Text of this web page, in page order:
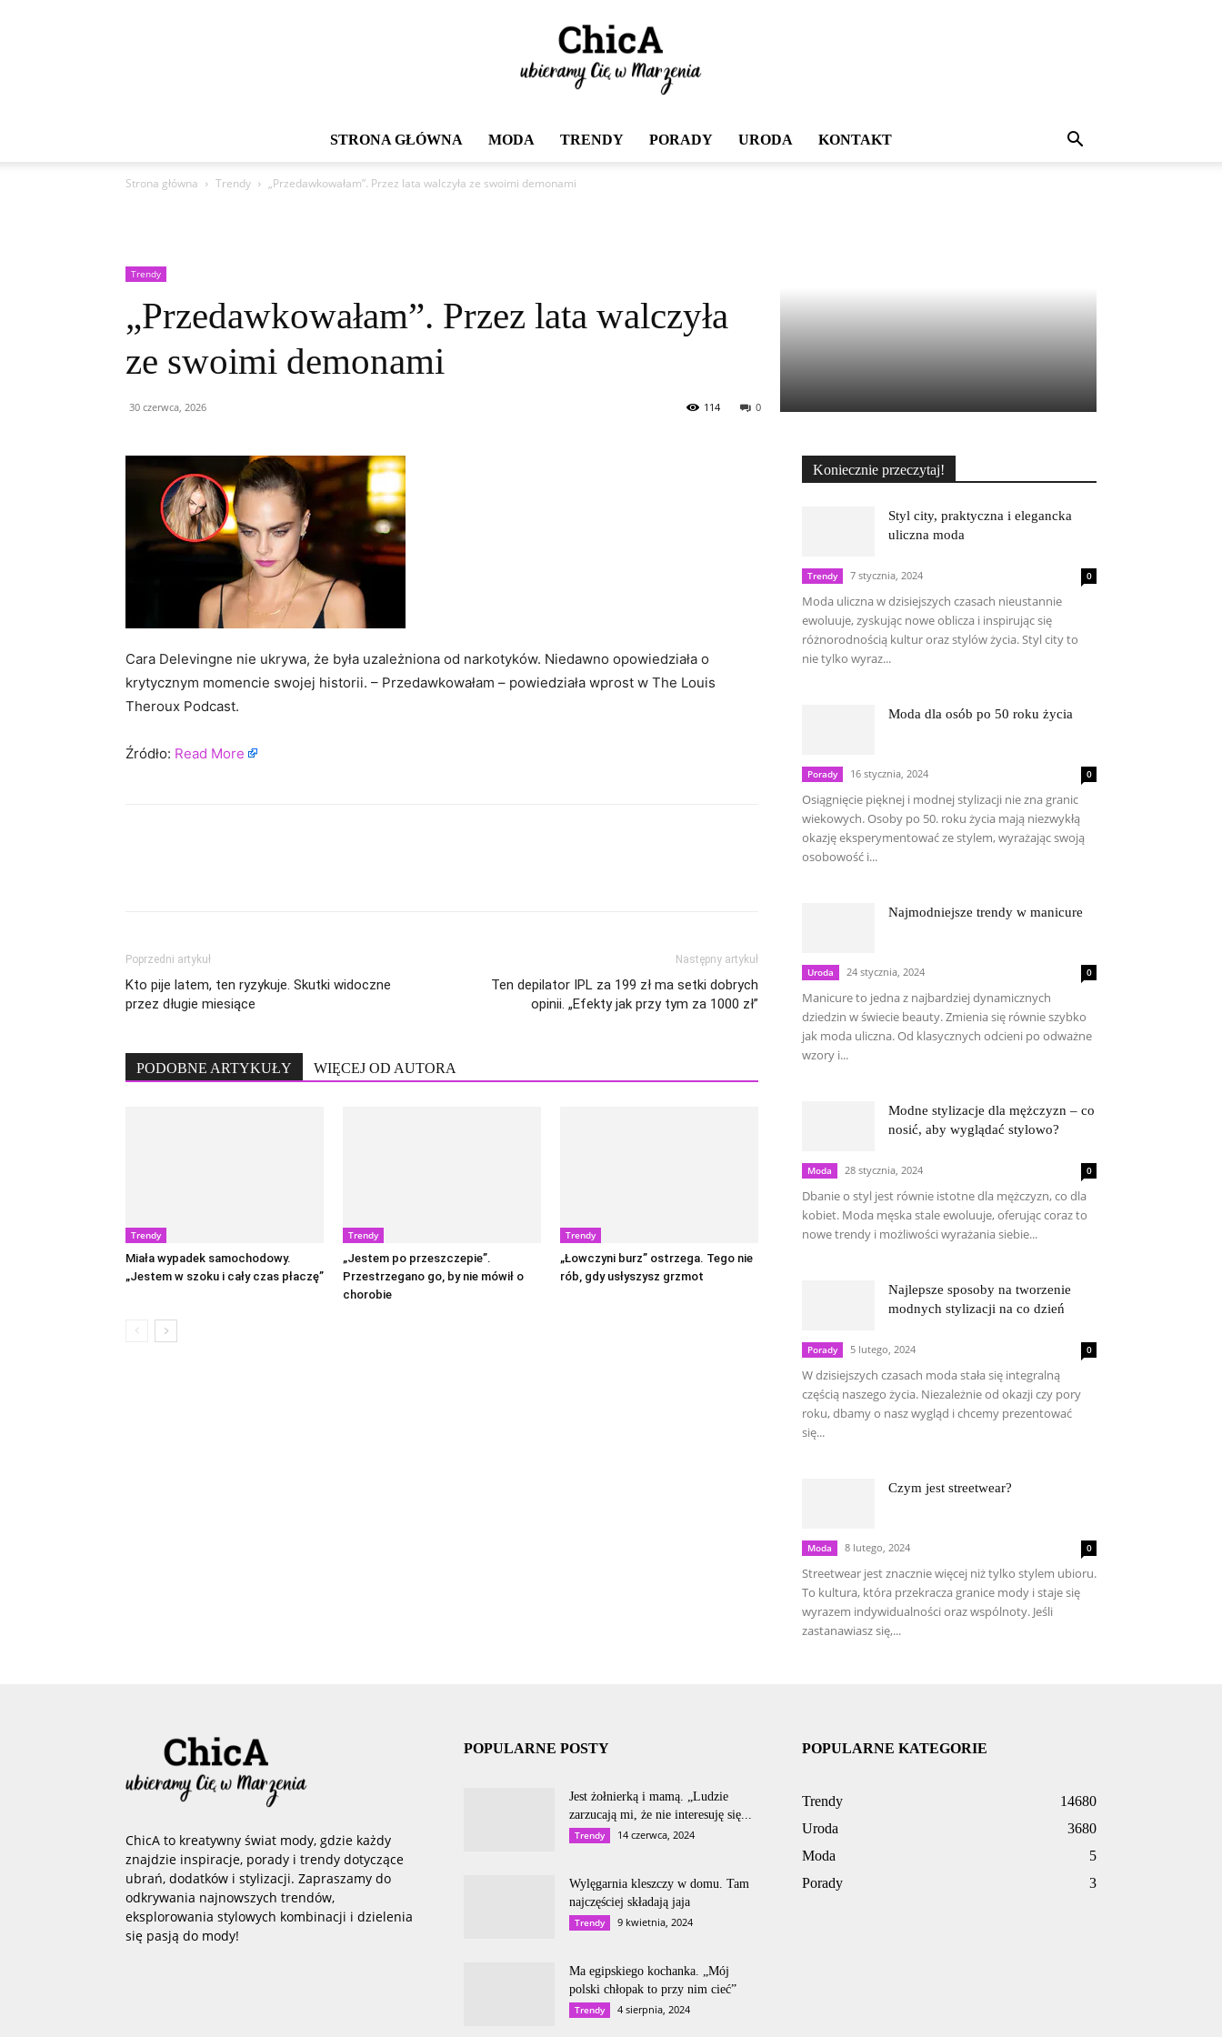
STRONA GŁÓWNA MODA TRENDY PORADY URODA KONTAKT
Strona główna Trendy „Przedawkowałam”. Przez lata walczyła ze swoimi demonami
Trendy
„Przedawkowałam”. Przez lata walczyła
ze swoimi demonami
30 czerwca, 2026 0
114
Cara Delevingne nie ukrywa, że była uzależniona od narkotyków. Niedawno opowiedziała o
krytycznym momencie swojej historii. – Przedawkowałam – powiedziała wprost w The Louis
Theroux Podcast.
Źródło: Read More
Poprzedni artykuł
Kto pije latem, ten ryzykuje. Skutki widoczne
przez długie miesiące
Następny artykuł
Ten depilator IPL za 199 zł ma setki dobrych
opinii. „Efekty jak przy tym za 1000 zł”
PODOBNE ARTYKUŁY WIĘCEJ OD AUTORA
Trendy
Miała wypadek samochodowy.
„Jestem w szoku i cały czas płaczę”
Trendy
„Jestem po przeszczepie”.
Przestrzegano go, by nie mówił o
chorobie
Trendy
„Łowczyni burz” ostrzega. Tego nie
rób, gdy usłyszysz grzmot
Koniecznie przeczytaj!
Styl city, praktyczna i elegancka
uliczna moda
Trendy 7 stycznia, 2024 0
Moda uliczna w dzisiejszych czasach nieustannie
ewoluuje, zyskując nowe oblicza i inspirując się
różnorodnością kultur oraz stylów życia. Styl city to
nie tylko wyraz...
Moda dla osób po 50 roku życia
Porady 16 stycznia, 2024 0
Osiągnięcie pięknej i modnej stylizacji nie zna granic
wiekowych. Osoby po 50. roku życia mają niezwykłą
okazję eksperymentować ze stylem, wyrażając swoją
osobowość i...
Najmodniejsze trendy w manicure
Uroda 24 stycznia, 2024 0
Manicure to jedna z najbardziej dynamicznych
dziedzin w świecie beauty. Zmienia się równie szybko
jak moda uliczna. Od klasycznych odcieni po odważne
wzory i...
Modne stylizacje dla mężczyzn – co
nosić, aby wyglądać stylowo?
Moda 28 stycznia, 2024 0
Dbanie o styl jest równie istotne dla mężczyzn, co dla
kobiet. Moda męska stale ewoluuje, oferując coraz to
nowe trendy i możliwości wyrażania siebie...
Najlepsze sposoby na tworzenie
modnych stylizacji na co dzień
Porady 5 lutego, 2024 0
W dzisiejszych czasach moda stała się integralną
częścią naszego życia. Niezależnie od okazji czy pory
roku, dbamy o nasz wygląd i chcemy prezentować
się...
Czym jest streetwear?
Moda 8 lutego, 2024 0
Streetwear jest znacznie więcej niż tylko stylem ubioru.
To kultura, która przekracza granice mody i staje się
wyrazem indywidualności oraz wspólnoty. Jeśli
zastanawiasz się,...
ChicA to kreatywny świat mody, gdzie każdy
znajdzie inspiracje, porady i trendy dotyczące
ubrań, dodatków i stylizacji. Zapraszamy do
odkrywania najnowszych trendów,
eksplorowania stylowych kombinacji i dzielenia
się pasją do mody!
POPULARNE POSTY
Jest żołnierką i mamą. „Ludzie
zarzucają mi, że nie interesuję się...
Trendy 14 czerwca, 2024
Wylęgarnia kleszczy w domu. Tam
najczęściej składają jaja
Trendy 9 kwietnia, 2024
Ma egipskiego kochanka. „Mój
polski chłopak to przy nim cieć”
Trendy 4 sierpnia, 2024
POPULARNE KATEGORIE
Trendy
14680
Uroda
3680
Moda
5
Porady
3